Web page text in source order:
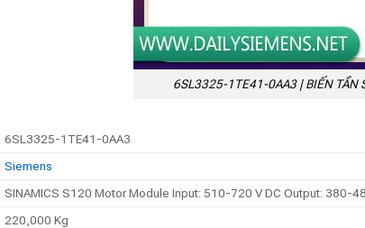
6SL3325-1TE41-0AA3 | BIẾN
6SL3325-1TE41-0AA3
Siemens
SINAMICS S120 Motor Module Input: 510-720 V DC Output: 380-
220,000 Kg